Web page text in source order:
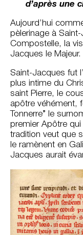
d’après une
Aujourd’hui
pèlerinage à
Compostelle, la
Jacques le Majeur.
Saint-Jacques fut
plus intime du
saint Pierre, le
apôtre véhément,
Tonnerre” le
premier Apôtre
tradition veut que
le ramènent en
Jacques aurait